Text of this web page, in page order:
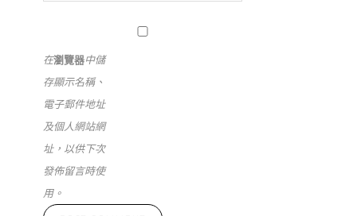
在瀏覽器中儲
存顯示名稱、
電子郵件地址
及個人網站網
址，以供下次
發佈留言時使
用。